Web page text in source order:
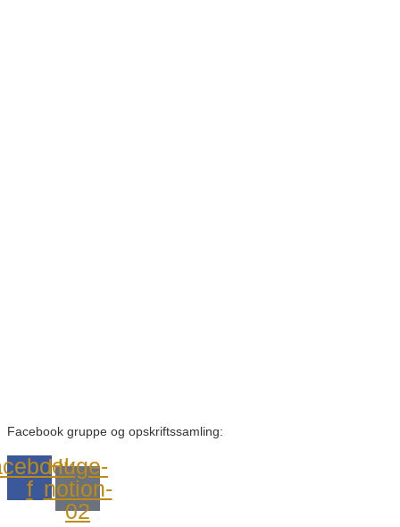
Facebook gruppe og opskriftssamling:
f
Huge-
notion-
02